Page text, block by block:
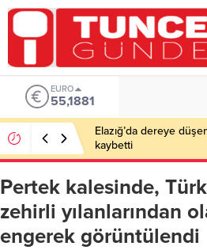
EURO
55,1881
Elazığ’da dereye
kaybetti
Pertek kalesinde,
zehirli yılanlarından
engerek görüntülendi